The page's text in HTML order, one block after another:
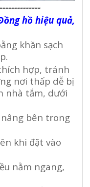
hồ hiệu quả,
khăn sạch
hợp, tránh
nơi thấp dễ bị
nhà tắm, dưới
nâng bên trong
khi đặt vào
nằm ngang,